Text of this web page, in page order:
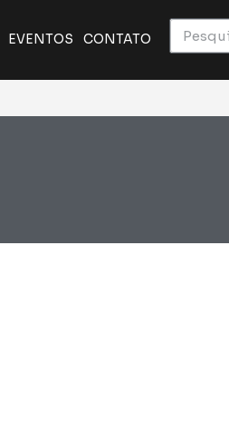
EVENTOS CONTATO